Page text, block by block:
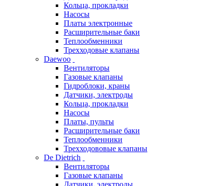
Кольца, прокладки
Насосы
Платы электронные
Расширительные баки
Теплообменники
Трехходовые клапаны
Daewoo
Вентиляторы
Газовые клапаны
Гидроблоки, краны
Датчики, электроды
Кольца, прокладки
Насосы
Платы, пульты
Расширительные баки
Теплообменники
Трехходововые клапаны
De Dietrich
Вентиляторы
Газовые клапаны